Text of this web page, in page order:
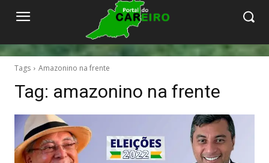
Tags Amazonino na frente
Tag: amazonino na frente